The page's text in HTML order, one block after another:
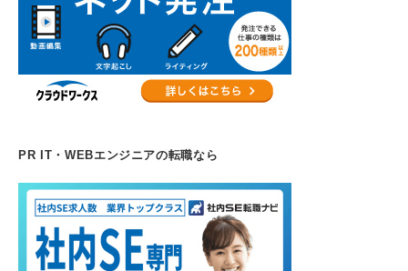
PR IT・WEBエンジニアの転職なら